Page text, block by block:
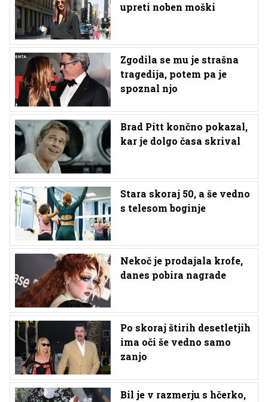
upreti noben moški
Zgodila se mu je strašna
tragedija, potem pa je
spoznal njo
Brad Pitt končno pokazal,
kar je dolgo časa skrival
Stara skoraj 50, a še vedno
s telesom boginje
Nekoč je prodajala krofe,
danes pobira nagrade
Po skoraj štirih desetletjih
ima oči še vedno samo
zanjo
Bil je v razmerju s hčerko,